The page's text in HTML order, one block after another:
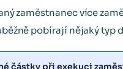
zaměstnanec více
pobírají nějaký typ
částky při exekuci